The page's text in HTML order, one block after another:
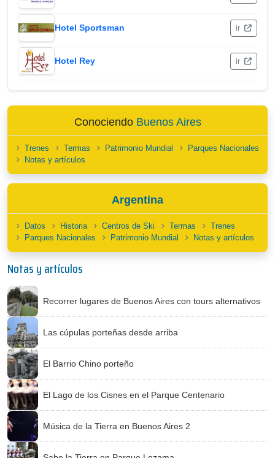
Hotel Sportsman ir
Hotel Rey ir
Conociendo Buenos Aires
Trenes Termas Patrimonio Mundial
Parques Nacionales
Notas y artículos
Argentina
Datos Historia Centros de Ski Termas
Trenes
Parques Nacionales
Patrimonio Mundial Notas y artículos
Notas y artículos
Recorrer lugares de Buenos Aires con tours alternativos
Las cúpulas porteñas desde arriba
El Barrio Chino porteño
El Lago de los Cisnes en el Parque Centenario
Música de la Tierra en Buenos Aires 2